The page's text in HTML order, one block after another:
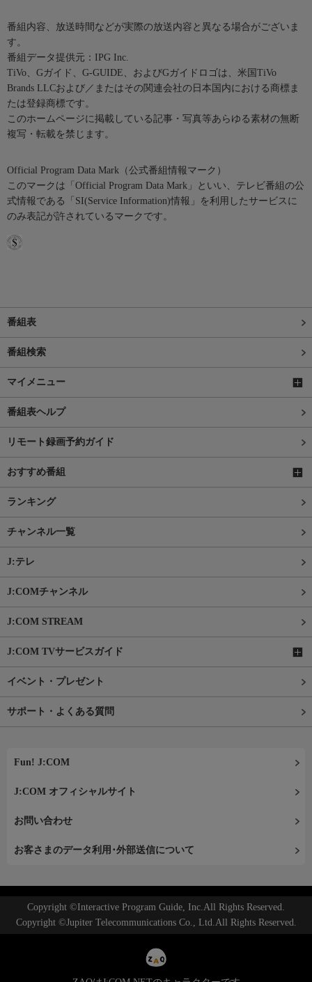
番組内容、放送時間などが実際の放送内容と異なる場合がございま
す。
番組データ提供元：IPG Inc.
TiVo、Gガイド、G-GUIDE、およびGガイドロゴは、米国TiVo
Brands LLCおよび／またはその関連会社の日本国内における商標ま
たは登録商標です。
このホームページに掲載している記事・写真等あらゆる素材の無断
複写・転載を禁じます。
Official Program Data Mark（公式番組情報マーク）
このマークは「Official Program Data Mark」といい、テレビ番組の公
式情報である「SI(Service Information)情報」を利用したサービスに
のみ表記が許されているマークです。
番組表
番組検索
マイメニュー
番組表ヘルプ
リモート録画予約ガイド
おすすめ番組
ランキング
チャンネル一覧
J:テレ
J:COMチャンネル
J:COM STREAM
J:COM TVサービスガイド
イベント・プレゼント
サポート・よくある質問
Fun! J:COM
J:COM オフィシャルサイト
お問い合わせ
お客さまのデータ利用･外部送信について
Copyright ©Interactive Program Guide, Inc.All Rights Reserved.
Copyright ©Jupiter Telecommunications Co., Ltd.All Rights Reserved.